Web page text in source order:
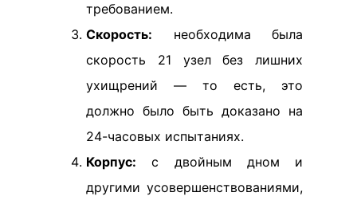
требованием.
Скорость: необходима была
скорость 21 узел без лишних
ухищрений — то есть, это
должно было быть доказано на
24-часовых испытаниях.
Корпус: с двойным дном и
другими усовершенствованиями,